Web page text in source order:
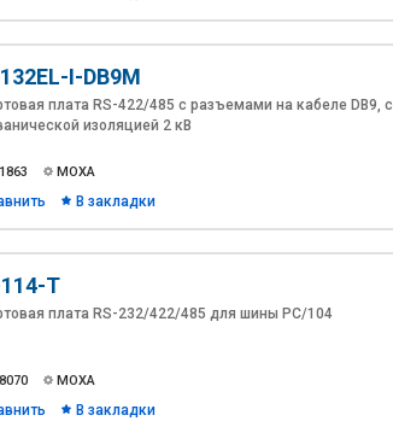
I-DB9M
плата RS-422/485 с разъемами на кабеле DB9, с
изоляцией 2 кВ
MOXA
В закладки
T
плата RS-232/422/485 для шины PC/104
MOXA
В закладки